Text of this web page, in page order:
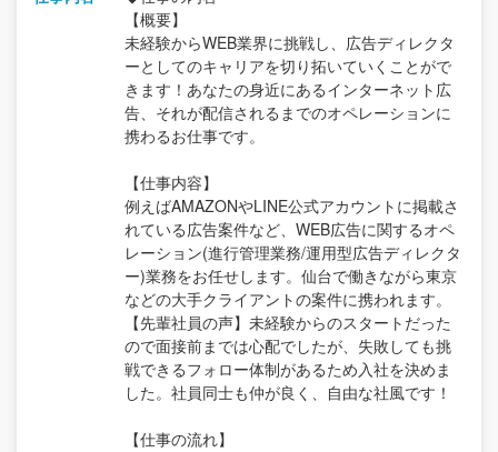
【概要】
未経験からWEB業界に挑戦し、広告ディレクタ
ーとしてのキャリアを切り拓いていくことがで
きます！あなたの身近にあるインターネット広
告、それが配信されるまでのオペレーションに
携わるお仕事です。
【仕事内容】
例えばAMAZONやLINE公式アカウントに掲載さ
れている広告案件など、WEB広告に関するオペ
レーション(進行管理業務/運用型広告ディレクタ
ー)業務をお任せします。仙台で働きながら東京
などの大手クライアントの案件に携われます。
【先輩社員の声】未経験からのスタートだった
ので面接前までは心配でしたが、失敗しても挑
戦できるフォロー体制があるため入社を決めま
した。社員同士も仲が良く、自由な社風です！
【仕事の流れ】